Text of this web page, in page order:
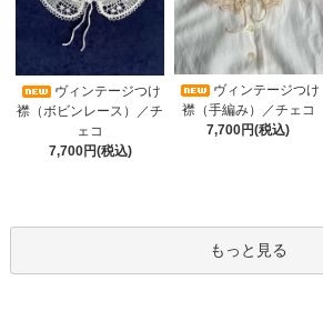
ヴィンテージつけ
襟（ボビンレース）／チ
ェコ
7,700円(税込)
ヴィンテージつけ
襟（手編み）／チェコ
7,700円(税込)
もっと見る